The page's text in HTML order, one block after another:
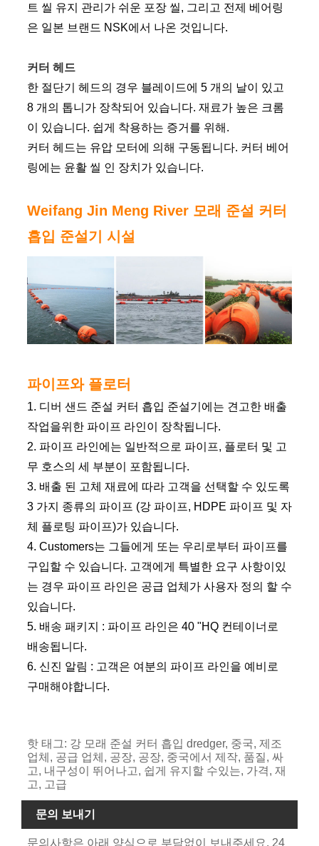
트 씰 유지 관리가 쉬운 포장 씰, 그리고 전제 베어링
은 일본 브랜드 NSK에서 나온 것입니다.
커터 헤드
한 절단기 헤드의 경우 블레이드에 5 개의 날이 있고
8 개의 톱니가 장착되어 있습니다. 재료가 높은 크롬
이 있습니다. 쉽게 착용하는 증거를 위해.
커터 헤드는 유압 모터에 의해 구동됩니다. 커터 베어
링에는 윤활 씰 인 장치가 있습니다.
Weifang Jin Meng River 모래 준설 커터
흡입 준설기 시설
파이프와 플로터
1. 디버 샌드 준설 커터 흡입 준설기에는 견고한 배출
작업을위한 파이프 라인이 장착됩니다.
2. 파이프 라인에는 일반적으로 파이프, 플로터 및 고
무 호스의 세 부분이 포함됩니다.
3. 배출 된 고체 재료에 따라 고객을 선택할 수 있도록
3 가지 종류의 파이프 (강 파이프, HDPE 파이프 및 자
체 플로팅 파이프)가 있습니다.
4. Customers는 그들에게 또는 우리로부터 파이프를
구입할 수 있습니다. 고객에게 특별한 요구 사항이있
는 경우 파이프 라인은 공급 업체가 사용자 정의 할 수
있습니다.
5. 배송 패키지 : 파이프 라인은 40 "HQ 컨테이너로
배송됩니다.
6. 신진 알림 : 고객은 여분의 파이프 라인을 예비로
구매해야합니다.
핫 태그: 강 모래 준설 커터 흡입 dredger, 중국, 제조
업체, 공급 업체, 공장, 공장, 중국에서 제작, 품질, 싸
고, 내구성이 뛰어나고, 쉽게 유지할 수있는, 가격, 재
고, 고급
문의 보내기
문의사항은 아래 양식으로 부담없이 보내주세요. 24